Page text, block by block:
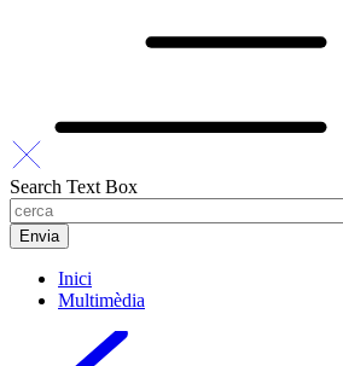
Search Text Box
Inici
Multimèdia